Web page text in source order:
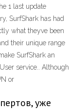
1 last update
SurfShark has had
what theyve been
their unique range
SurfShark an
service.. Although
or
уже